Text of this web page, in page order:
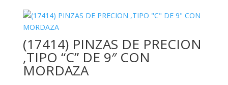
(17414) PINZAS DE PRECION
,TIPO “C” DE 9″ CON
MORDAZA